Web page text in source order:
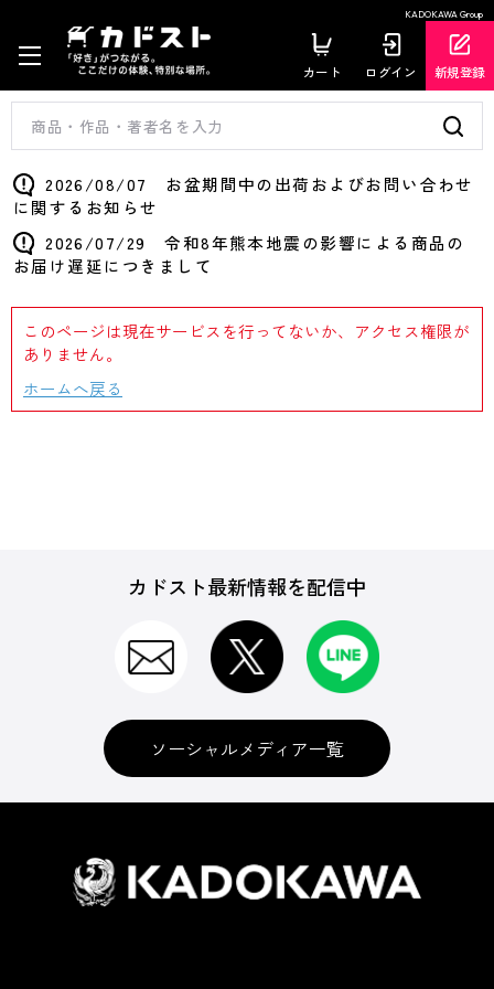
KADOKAWA Group
カート ログイン 新規登録
2026/08/07 お盆期間中の出荷およびお問い合わせ
に関するお知らせ
2026/07/29 令和8年熊本地震の影響による商品の
お届け遅延につきまして
このページは現在サービスを行ってないか、アクセス権限が
ありません。
ホームへ戻る
カドスト最新情報を配信中
ソーシャルメディア一覧